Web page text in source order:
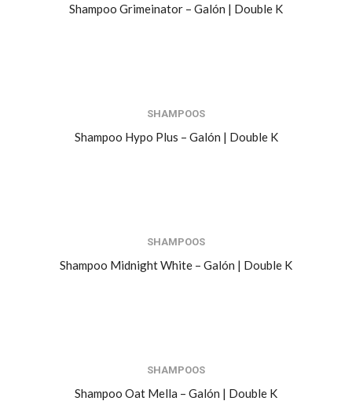
Shampoo Grimeinator – Galón | Double K
SHAMPOOS
Shampoo Hypo Plus – Galón | Double K
SHAMPOOS
Shampoo Midnight White – Galón | Double K
SHAMPOOS
Shampoo Oat Mella – Galón | Double K